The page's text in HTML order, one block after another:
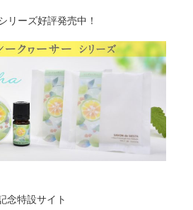
リーズ好評発売中！
念特設サイト